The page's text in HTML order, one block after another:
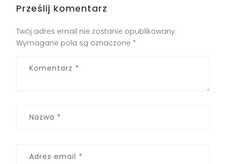
Prześlij komentarz
Twój adres email nie zostanie opublikowany.
Wymagane pola są oznaczone *